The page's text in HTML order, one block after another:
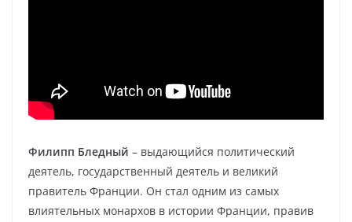
Филипп Бледный – выдающийся политический
деятель, государственный деятель и великий
правитель Франции. Он стал одним из самых
влиятельных монархов в истории Франции, правив